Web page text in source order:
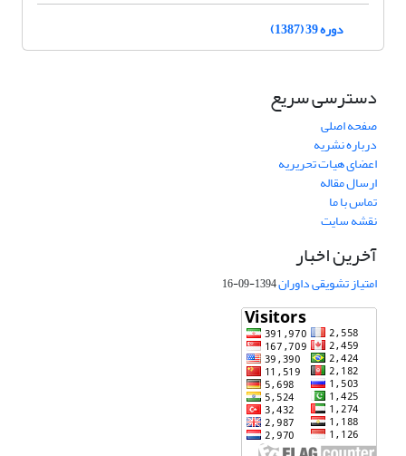
دوره 39 (1387)
دسترسی سریع
صفحه اصلی
درباره نشریه
اعضای هیات تحریریه
ارسال مقاله
تماس با ما
نقشه سایت
آخرین اخبار
امتیاز تشویقی داوران1394-09-16